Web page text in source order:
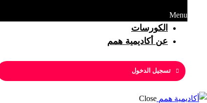
Menu
الكورسات
عن أكاديمية همم
تسجيل الدخول
Close